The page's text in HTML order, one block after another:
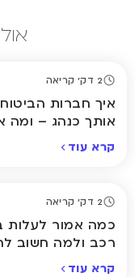
2 דק' קריאה
איך חברות
אותך כנהג – ומה
קרא עוד
2 דק' קריאה
כמה אמור לעלות
רכב ולמה חשוב
קרא עוד